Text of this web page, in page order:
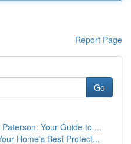
Report Page
Go
Your Guide to ...
Home's Best Protect...